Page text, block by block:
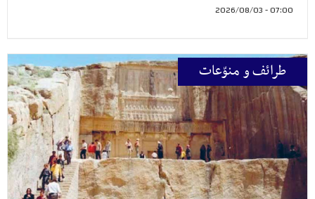
07:00 - 2026/08/03
طرائف و منوّعات